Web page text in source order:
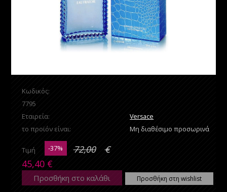
Κωδικός:
7795
Εταιρεία:
Versace
το προϊόν είναι: Μη διαθέσιμο προσωρινά
Τιμή -37% 72,00 €
45,40€
Προσθήκη στο καλάθι Προσθήκη στη wishlist